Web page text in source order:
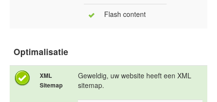
Flash content
Optimalisatie
XML
Sitemap
Geweldig, uw website heeft een XML
sitemap.